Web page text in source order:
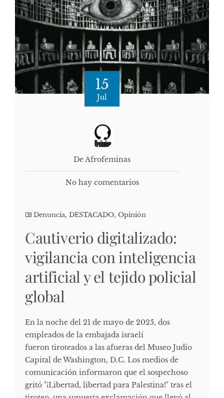
15
Jul
De Afrofeminas
No hay comentarios
Denuncia, DESTACADO, Opinión
Cautiverio digitalizado:
vigilancia con inteligencia
artificial y el tejido policial
global
En la noche del 21 de mayo de 2025, dos
empleados de la embajada israelí
fueron tiroteados a las afueras del Museo Judío
Capital de Washington, D.C. Los medios de
comunicación informaron que el sospechoso
gritó "¡Libertad, libertad para Palestina!" tras el